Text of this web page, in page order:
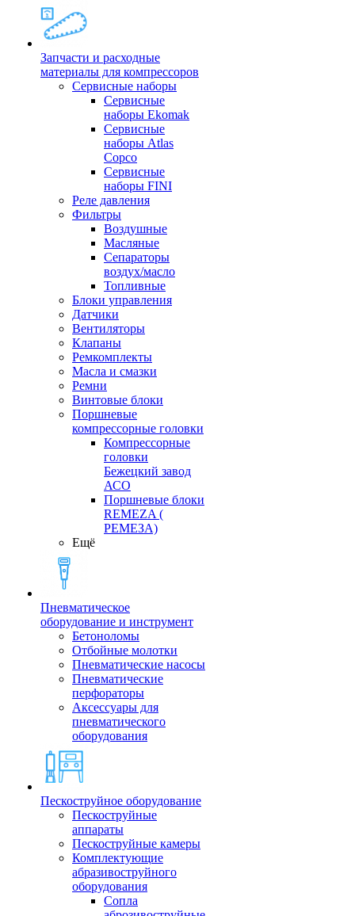
Запчасти и расходные
материалы для компрессоров
Cервисные наборы
Сервисные
наборы Ekomak
Cервисные
наборы Atlas
Copco
Сервисные
наборы FINI
Реле давления
Фильтры
Воздушные
Масляные
Сепараторы
воздух/масло
Топливные
Блоки управления
Датчики
Вентиляторы
Клапаны
Ремкомплекты
Масла и смазки
Ремни
Винтовые блоки
Поршневые
компрессорные головки
Компрессорные
головки
Бежецкий завод
АСО
Поршневые блоки
REMEZA (
РЕМЕЗА)
Ещё
Пневматическое
оборудование и инструмент
Бетоноломы
Отбойные молотки
Пневматические насосы
Пневматические
перфораторы
Аксессуары для
пневматического
оборудования
Пескоструйное оборудование
Пескоструйные
аппараты
Пескоструйные камеры
Комплектующие
абразивоструйного
оборудования
Сопла